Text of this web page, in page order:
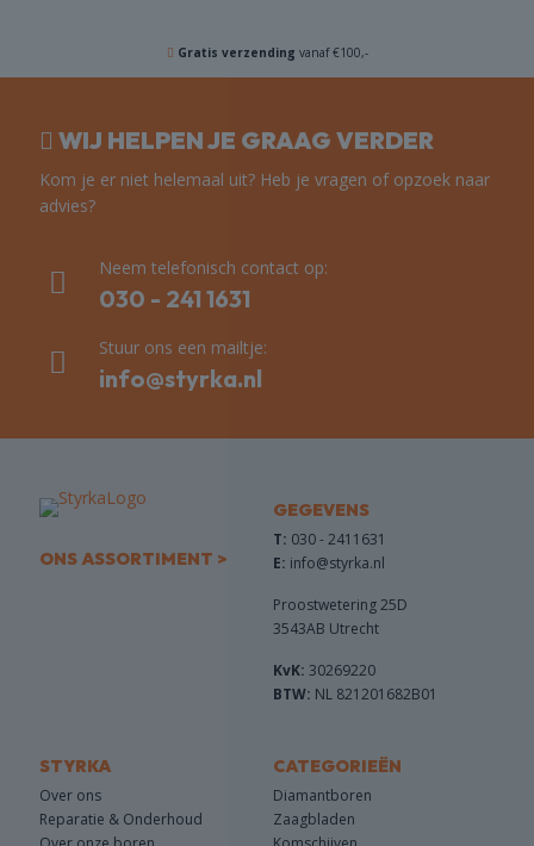
Gratis verzending vanaf €100,-
WIJ HELPEN JE GRAAG VERDER
Kom je er niet helemaal uit? Heb je vragen of opzoek naar
advies?
Neem telefonisch contact op:
030 - 241 1631
Stuur ons een mailtje:
info@styrka.nl
ONS ASSORTIMENT >
GEGEVENS
T: 030 - 2411631
E: info@styrka.nl
Proostwetering 25D
3543AB Utrecht
KvK: 30269220
BTW: NL 821201682B01
STYRKA
Over ons
Reparatie & Onderhoud
CATEGORIEËN
Diamantboren
Zaagbladen